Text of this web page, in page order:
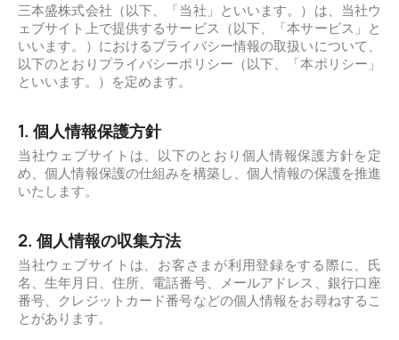
三本盛株式会社（以下、「当社」といいます。）は、当社ウ
ェブサイト上で提供するサービス（以下、「本サービス」と
いいます。）におけるプライバシー情報の取扱いについて、
以下のとおりプライバシーポリシー（以下、「本ポリシー」
といいます。）を定めます。
1. 個人情報保護方針
当社ウェブサイトは、以下のとおり個人情報保護方針を定
め、個人情報保護の仕組みを構築し、個人情報の保護を推進
いたします。
2. 個人情報の収集方法
当社ウェブサイトは、お客さまが利用登録をする際に、氏
名、生年月日、住所、電話番号、メールアドレス、銀行口座
番号、クレジットカード番号などの個人情報をお尋ねするこ
とがあります。